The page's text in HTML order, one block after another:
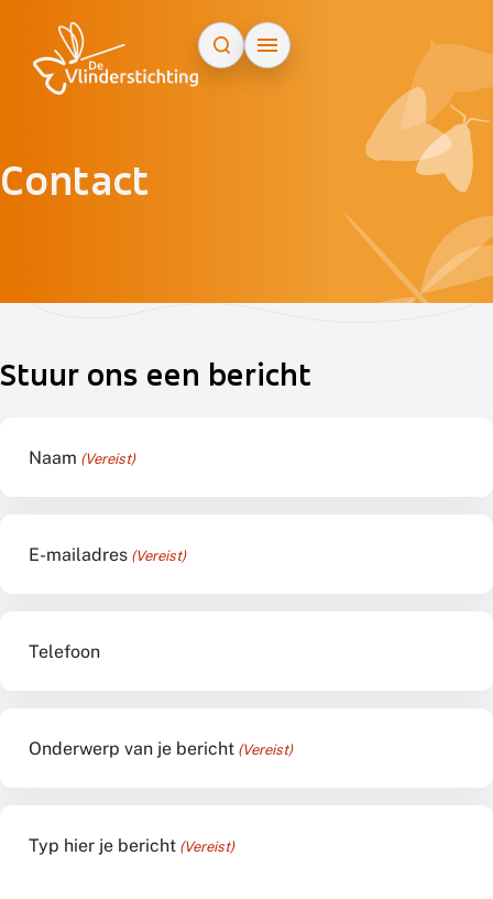
Contact
Stuur ons een bericht
Naam (Vereist)
E-mailadres (Vereist)
Telefoon
Onderwerp van je bericht (Vereist)
Typ hier je bericht (Vereist)